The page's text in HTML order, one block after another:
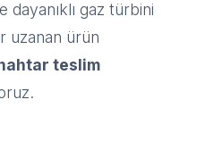
gaz türbini
uzanan ürün
teslim